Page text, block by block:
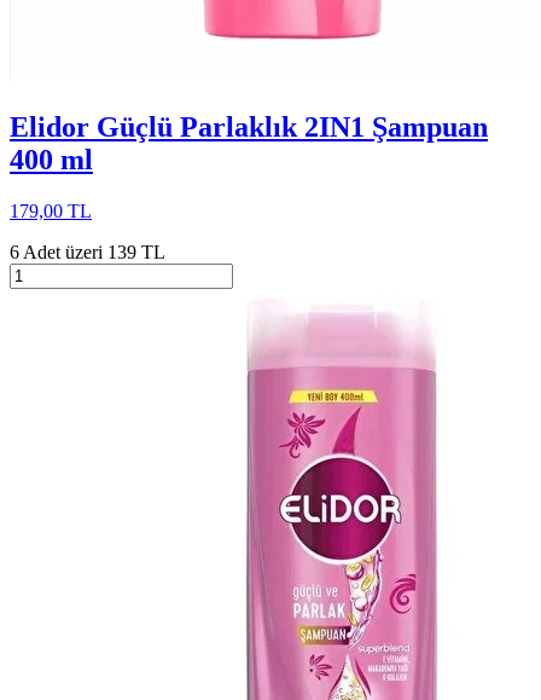
Elidor Güçlü Parlaklık 2IN1 Şampuan
400 ml
179,00 TL
6 Adet üzeri 139 TL